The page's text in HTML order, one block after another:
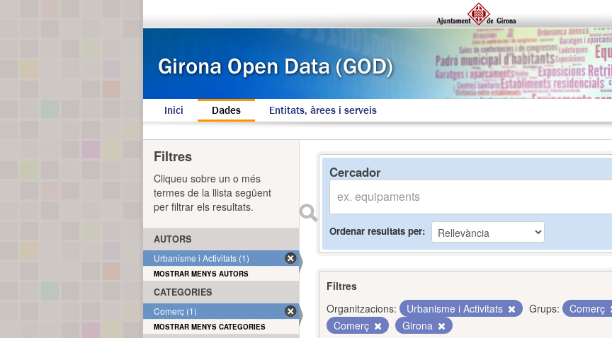
Inici Dades Entitats, àrees i serveis
Cercador
Ordenar resultats per
Filtres
Organitzacions:
Urbanisme i Activitats Grups: Comerç
Comerç
Girona
Filtres
Cliqueu sobre un o més
termes de la llista següent
per filtrar els resultats.
AUTORS
Urbanisme i Activitats (1)
MOSTRAR MENYS AUTORS
CATEGORIES
Comerç (1)
MOSTRAR MENYS CATEGORIES